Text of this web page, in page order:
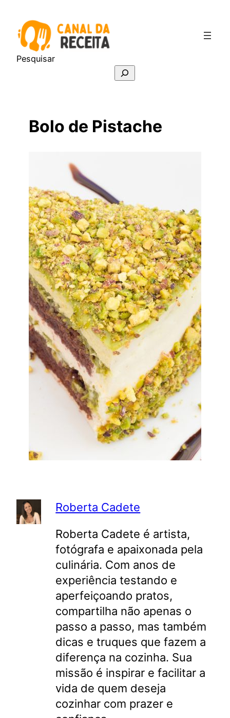
conteúdo
Pesquisar
Bolo de Pistache
Roberta Cadete
Roberta Cadete é artista,
fotógrafa e apaixonada pela
culinária. Com anos de
experiência testando e
aperfeiçoando pratos,
compartilha não apenas o
passo a passo, mas também
dicas e truques que fazem a
diferença na cozinha. Sua
missão é inspirar e facilitar a
vida de quem deseja
cozinhar com prazer e